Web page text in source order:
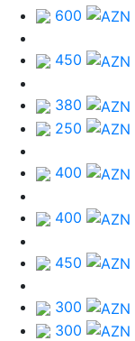
600
450
380
250
400
400
450
300
300